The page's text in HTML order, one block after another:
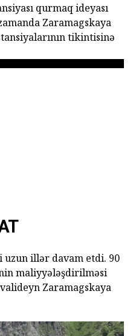
qurmaq ideyası
Zaramagskaya
tikintisinə
illər davam etdi. 90
maliyyələşdirilməsi
Zaramagskaya